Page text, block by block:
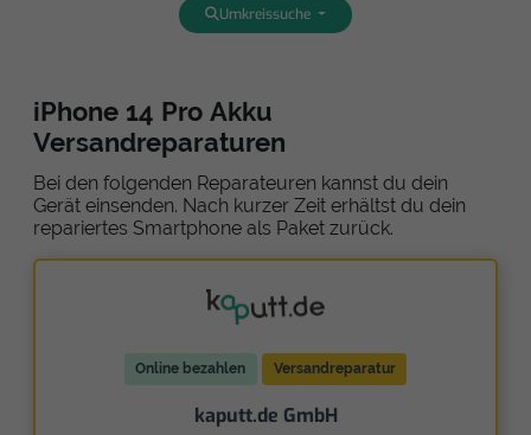
Umkreissuche
iPhone 14 Pro Akku
Versandreparaturen
Bei den folgenden Reparateuren kannst du dein
Gerät einsenden. Nach kurzer Zeit erhältst du dein
repariertes Smartphone als Paket zurück.
Online bezahlen Versandreparatur
kaputt.de GmbH